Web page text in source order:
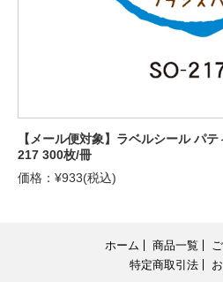
【メール便対象】ラベルシール パ
217 300枚/冊
価格：¥933(税込)
ホーム 商品一覧
特定商取引法